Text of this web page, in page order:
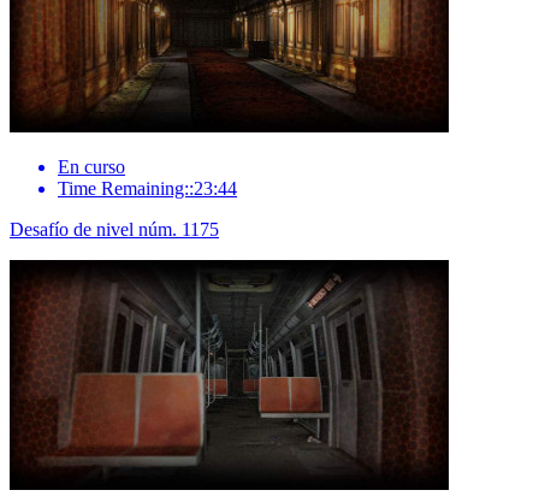
En curso
Time Remaining::23:44
Desafío de nivel núm. 1175